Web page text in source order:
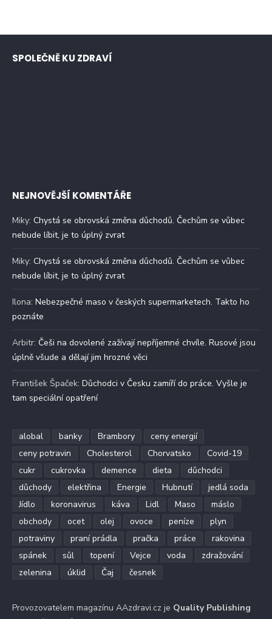
SPOLEČNĚ KU ZDRAVÍ
NEJNOVĚJŠÍ KOMENTÁŘE
Miky: Chystá se obrovská změna důchodů. Čechům se vůbec
nebude líbit, je to úplný zvrat
Miky: Chystá se obrovská změna důchodů. Čechům se vůbec
nebude líbit, je to úplný zvrat
Ilona: Nebezpečné maso v českých supermarketech. Takto ho
poznáte
Arbitr: Češi na dovolené zažívají nepříjemné chvíle. Rusové jsou
úplně všude a dělají jim hrozné věci
František Špaček: Důchodci v Česku zamíří do práce. Vyšle je
tam speciální opatření
alobal banky Brambory
ceny energií
ceny potravin
Cholesterol Chorvatsko
Covid-19
cukr
cukrovka demence dieta
důchodci
důchody
elektřina Energie Hubnutí
jedlá soda
Jídlo
koronavirus káva Lidl Maso
máslo
obchody
ocet olej ovoce peníze
plyn
potraviny
praní prádla pračka práce
rakovina
spánek
sůl topení Vejce voda
zdražování
zelenina
úklid Čaj česnek
Provozovatelem magazínu AAzdravi.cz je Quality Publishing